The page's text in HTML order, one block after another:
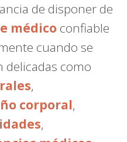
de disponer de
médico confiable
cuando se
delicadas como
,
corporal,
,